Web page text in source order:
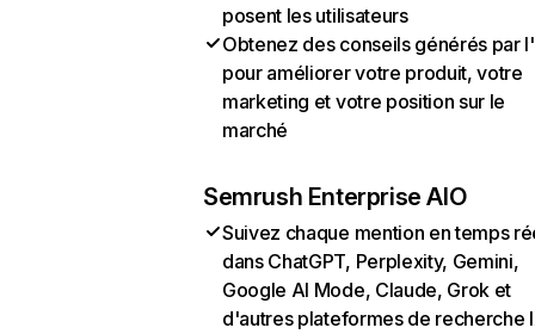
posent les utilisateurs
Obtenez des conseils générés par
pour améliorer votre produit, votre
marketing et votre position sur le
marché
Semrush Enterprise AIO
Suivez chaque mention en temps
dans ChatGPT, Perplexity, Gemini,
Google AI Mode, Claude, Grok et
d'autres plateformes de recherche